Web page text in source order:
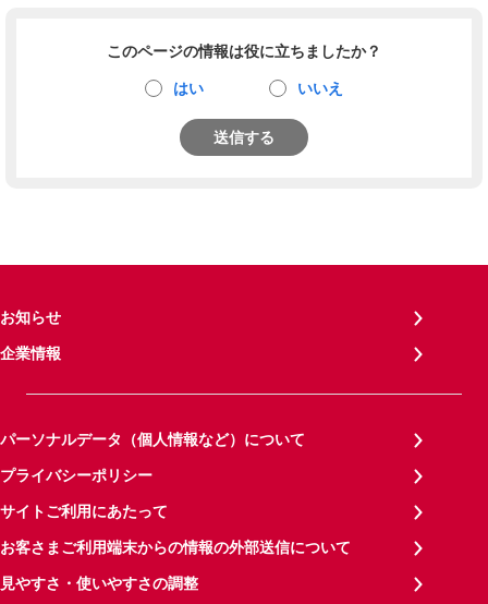
このページの情報は役に立ちましたか？
はい いいえ
送信する
お知らせ
企業情報
パーソナルデータ（個人情報など）について
プライバシーポリシー
サイトご利用にあたって
お客さまご利用端末からの情報の外部送信について
見やすさ・使いやすさの調整